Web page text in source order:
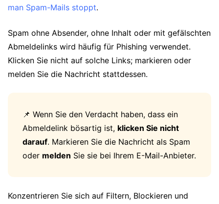
man Spam-Mails stoppt.
Spam ohne Absender, ohne Inhalt oder mit gefälschten
Abmeldelinks wird häufig für Phishing verwendet.
Klicken Sie nicht auf solche Links; markieren oder
melden Sie die Nachricht stattdessen.
📌 Wenn Sie den Verdacht haben, dass ein
Abmeldelink bösartig ist, klicken Sie nicht
darauf. Markieren Sie die Nachricht als Spam
oder melden Sie sie bei Ihrem E-Mail-Anbieter.
Konzentrieren Sie sich auf Filtern, Blockieren und